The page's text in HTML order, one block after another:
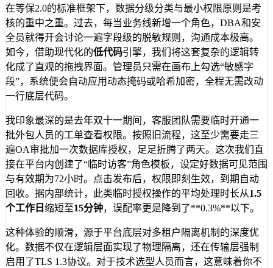
在等保2.0的标准框架下，数据分级分类与最小权限原则是考
核的重中之重。过去，每当业务线新增一个角色，DBA和安
全员就得开会讨论一遍字段级的脱敏规则，沟通成本极高。
如今，借助现代化的低代码引擎，我们将这套复杂的逻辑转
化成了直观的拖拽界面。管理员只需在画布上勾选“敏感字
段”，系统便会自动应用动态掩码或哈希加密，全程无需改动
一行底层代码。
我印象最深的是去年双十一期间，客服团队需要临时开通一
批外包人员的工单查看权限。按照旧流程，这至少需要走三
遍OA审批加一次数据库授权，足足折腾了两天。这次我们直
接在平台内创建了“临时访客”角色模板，设定好数据可见范围
与有效期为72小时。点击发布后，权限即刻生效，到期自动
回收。据内部统计，此类临时授权操作的平均处理时长从1.5
个工作日 缩短至15分钟，误配率更是降到了**0.3%**以下。
这种体验的顺滑，源于平台底层对多租户隔离机制的深度优
化。数据不仅在逻辑层面实现了物理隔离，还在传输层强制
启用了TLS 1.3协议。对于技术选型人员而言，这意味着你不